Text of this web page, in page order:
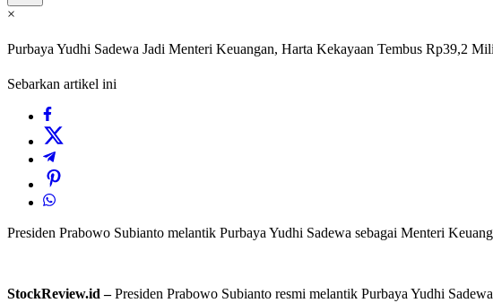
×
Purbaya Yudhi Sadewa Jadi Menteri Keuangan, Harta Kekayaan Tembus Rp39,2
Sebarkan artikel ini
Presiden Prabowo Subianto melantik Purbaya Yudhi Sadewa sebagai Menteri
StockReview.id –Presiden Prabowo Subianto resmi melantik Purbaya Yudhi